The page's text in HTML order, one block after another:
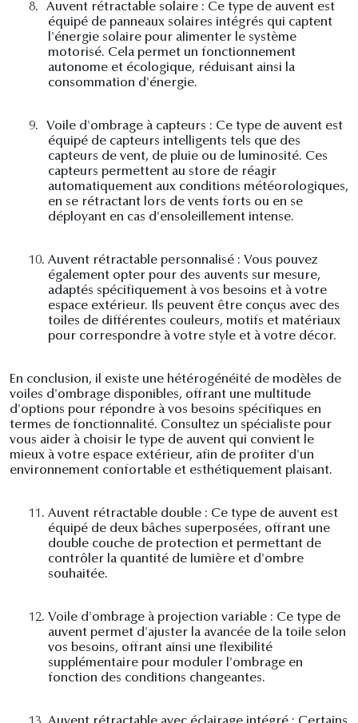
8.
Auvent rétractable solaire : Ce type de auvent est
équipé de panneaux solaires intégrés qui captent
l'énergie solaire pour alimenter le système
motorisé. Cela permet un fonctionnement
autonome et écologique, réduisant ainsi la
consommation d'énergie.
9.
Voile d'ombrage à capteurs : Ce type de auvent est
équipé de capteurs intelligents tels que des
capteurs de vent, de pluie ou de luminosité. Ces
capteurs permettent au store de réagir
automatiquement aux conditions météorologiques,
en se rétractant lors de vents forts ou en se
déployant en cas d'ensoleillement intense.
10. Auvent rétractable personnalisé : Vous pouvez
également opter pour des auvents sur mesure,
adaptés spécifiquement à vos besoins et à votre
espace extérieur. Ils peuvent être conçus avec des
toiles de différentes couleurs, motifs et matériaux
pour correspondre à votre style et à votre décor.
En conclusion, il existe une hétérogénéité de modèles de
voiles d'ombrage disponibles, offrant une multitude
d'options pour répondre à vos besoins spécifiques en
termes de fonctionnalité. Consultez un spécialiste pour
vous aider à choisir le type de auvent qui convient le
mieux à votre espace extérieur, afin de profiter d'un
environnement confortable et esthétiquement plaisant.
11. Auvent rétractable double : Ce type de auvent est
équipé de deux bâches superposées, offrant une
double couche de protection et permettant de
contrôler la quantité de lumière et d'ombre
souhaitée.
12. Voile d'ombrage à projection variable : Ce type de
auvent permet d'ajuster la avancée de la toile selon
vos besoins, offrant ainsi une flexibilité
supplémentaire pour moduler l'ombrage en
fonction des conditions changeantes.